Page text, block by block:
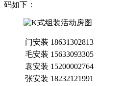
码如下：
门安装 18631302813
毛安装 15633093305
袁安装 15200002764
张安装 18232121991